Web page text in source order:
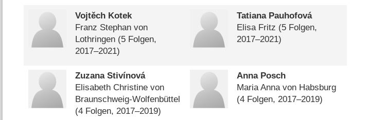
Vojtěch Kotek
Franz Stephan von
Lothringen(5 Folgen,
2017⁠–⁠2021)
Tatiana Pauhofová
Elisa Fritz (5 Folgen,
2017⁠–⁠2021)
Zuzana Stivínová
Elisabeth Christine von
Braunschweig-Wolfenbüttel
(4 Folgen, 2017⁠–⁠2019)
Anna Posch
Maria Anna von Habsburg
(4 Folgen, 2017⁠–⁠2019)